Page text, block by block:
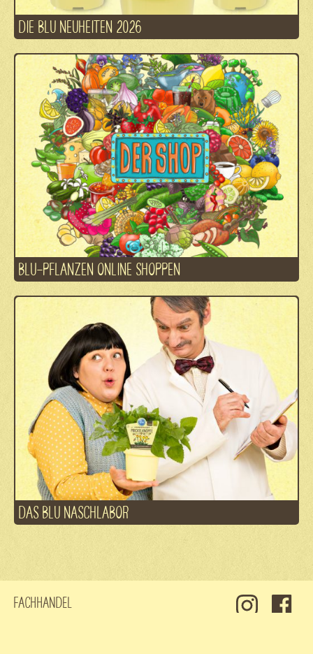
DIE BLU NEUHEITEN 2026
BLU-PFLANZEN ONLINE SHOPPEN
DAS BLU NASCHLABOR
Fachhandel